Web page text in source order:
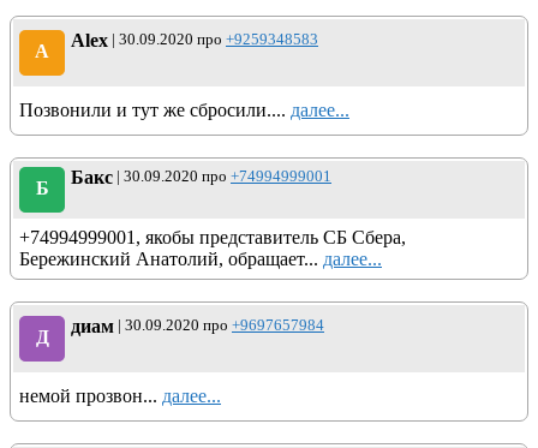
A
Alex | 30.09.2020 про +9259348583
Позвонили и тут же сбросили.... далее...
Б
Бакс | 30.09.2020 про +74994999001
+74994999001, якобы представитель СБ Сбера,
Бережинский Анатолий, обращает... далее...
Д
диам | 30.09.2020 про +9697657984
немой прозвон... далее...